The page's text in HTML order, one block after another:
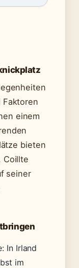
Faktoren
einem
bieten
Coillte
seiner
In Irland
im